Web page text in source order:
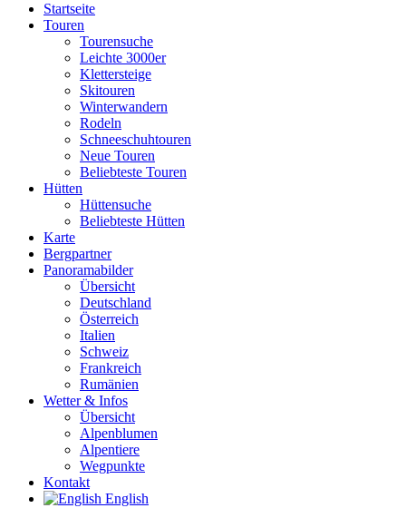
Startseite
Touren
Tourensuche
Leichte 3000er
Klettersteige
Skitouren
Winterwandern
Rodeln
Schneeschuhtouren
Neue Touren
Beliebteste Touren
Hütten
Hüttensuche
Beliebteste Hütten
Karte
Bergpartner
Panoramabilder
Übersicht
Deutschland
Österreich
Italien
Schweiz
Frankreich
Rumänien
Wetter & Infos
Übersicht
Alpenblumen
Alpentiere
Wegpunkte
Kontakt
English